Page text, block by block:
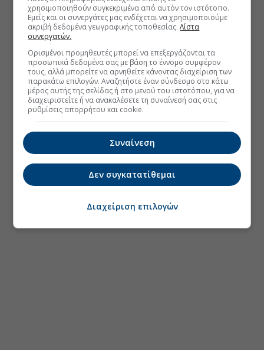
χρησιμοποιηθούν συγκεκριμένα από αυτόν τον ιστότοπο.
Εμείς και οι συνεργάτες μας ενδέχεται να χρησιμοποιούμε
ακριβή δεδομένα γεωγραφικής τοποθεσίας.Λίστα
συνεργατών.
Ορισμένοι προμηθευτές μπορεί να επεξεργάζονται τα
προσωπικά δεδομένα σας με βάση το έννομο συμφέρον
τους, αλλά μπορείτε να αρνηθείτε κάνοντας διαχείριση των
παρακάτω επιλογών. Αναζητήστε έναν σύνδεσμο στο κάτω
μέρος αυτής της σελίδας ή στο μενού του ιστοτόπου, για να
διαχειριστείτε ή να ανακαλέσετε τη συναίνεσή σας στις
ρυθμίσεις απορρήτου και cookie.
Συναίνεση
Δεν συγκατατίθεμαι
Διαχείριση επιλογών